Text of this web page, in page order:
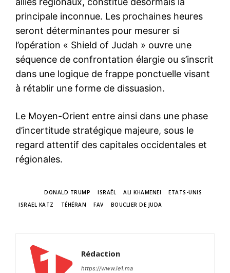
principale inconnue. Les prochaines heures
seront déterminantes pour mesurer si
l’opération « Shield of Judah » ouvre une
séquence de confrontation élargie ou s’inscrit
dans une logique de frappe ponctuelle visant
à rétablir une forme de dissuasion.
Le Moyen-Orient entre ainsi dans une phase
d’incertitude stratégique majeure, sous le
regard attentif des capitales occidentales et
régionales.
DONALD TRUMP ISRAËL ALI KHAMENEI
ETATS-UNIS
ISRAEL KATZ
TÉHÉRAN FAV BOUCLIER DE JUDA
Rédaction
https://www.le1.ma